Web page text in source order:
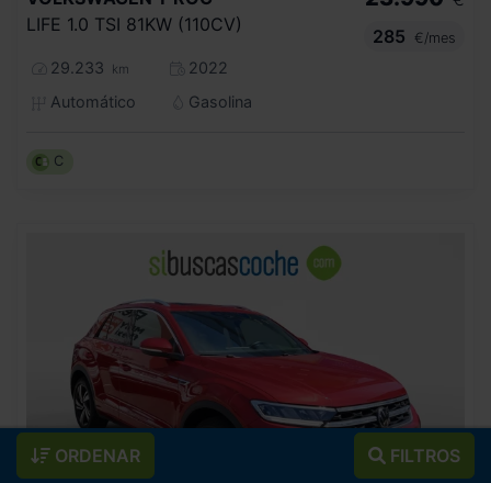
ORDENAR FILTROS
LIFE 1.0 TSI 81KW (110CV)
29.233 km
2022
Automático
Gasolina
285
€/mes
C